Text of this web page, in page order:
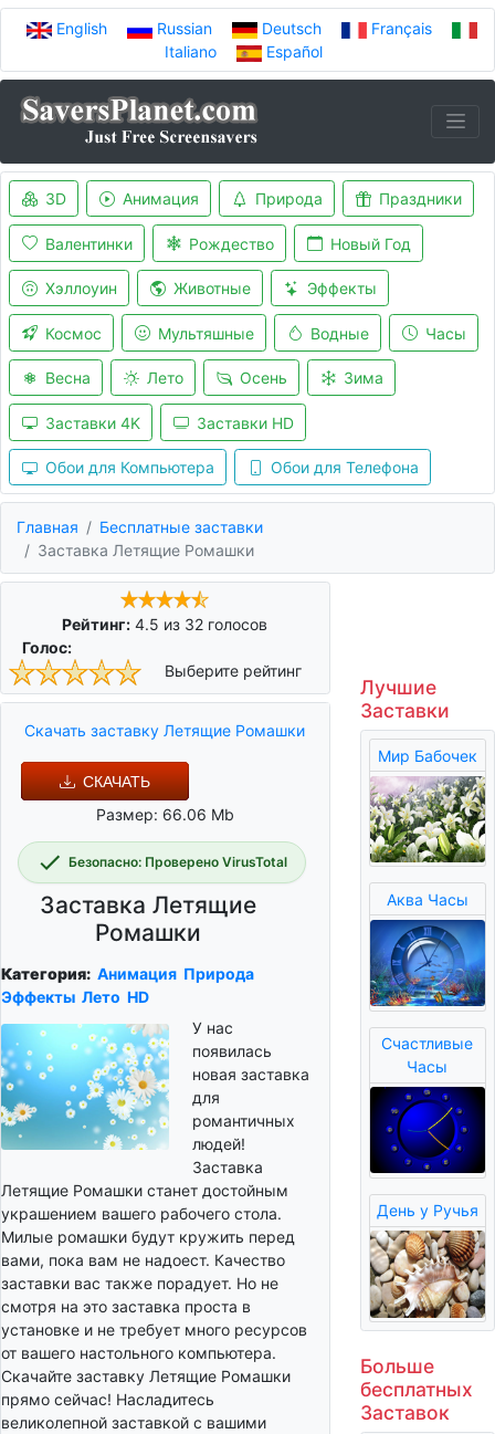
English Russian Deutsch
Français
Italiano
Español
3D Анимация Природа Праздники
Валентинки Рождество Новый Год
Хэллоуин Животные Эффекты
Космос Мультяшные Водные Часы
Весна Лето Осень Зима
Заставки 4K Заставки HD
Обои для Компьютера Обои для Телефона
Главная
Бесплатные заставки
Заставка Летящие Ромашки
Рейтинг: 4.5 из 32 голосов
Голос:
Выберите рейтинг
Скачать заставку Летящие Ромашки
СКАЧАТЬ
Размер: 66.06 Mb
Безопасно: Проверено VirusTotal
Заставка Летящие
Ромашки
Категория: Анимация Природа
Эффекты Лето HD
У нас
появилась
новая заставка
для
романтичных
людей!
Заставка
Летящие Ромашки станет достойным
украшением вашего рабочего стола.
Милые ромашки будут кружить перед
вами, пока вам не надоест. Качество
заставки вас также порадует. Но не
смотря на это заставка проста в
установке и не требует много ресурсов
от вашего настольного компьютера.
Скачайте заставку Летящие Ромашки
прямо сейчас! Насладитесь
великолепной заставкой с вашими
Лучшие
Заставки
Мир Бабочек
Аква Часы
Счастливые
Часы
День у Ручья
Больше
бесплатных
Заставок